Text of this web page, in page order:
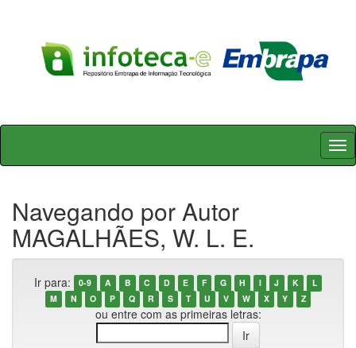
Skip
Navegando por Autor
MAGALHÃES, W. L. E.
Ir para: 0-9 A B C D E F G H I J K
L
M
N O P Q R S T U V W X Y Z
ou entre com as primeiras letras: